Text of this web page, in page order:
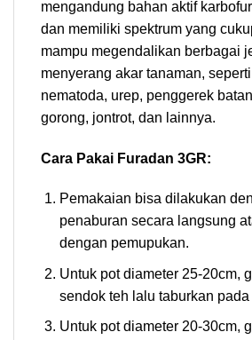
mengandung bahan aktif
dan memiliki spektrum yang
mampu megendalikan berbagai
menyerang akar tanaman,
nematoda, urep, penggerek
gorong, jontrot, dan lainnya.
Cara Pakai Furadan 3GR:
Pemakaian bisa dilakukan
penaburan secara langsung
dengan pemupukan.
Untuk pot diameter 25-20cm,
sendok teh lalu taburkan
Untuk pot diameter 20-30cm,